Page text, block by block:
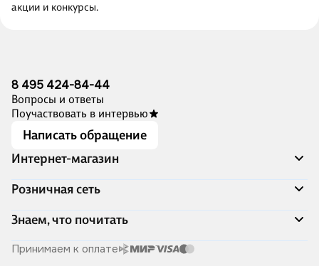
акции и конкурсы.
8 495 424-84-44
Вопросы и ответы
Поучаствовать в интервью
Написать обращение
Интернет-магазин
Акции
Доставка и оплата
Программа лояльности
Подарочные сертификаты
Правила продажи
Розничная сеть
Адреса магазинов
Книжный Дозор
О компании
Читай-город для бизнеса
Знаем, что почитать
Скоро в продаже
Принимаем к оплате